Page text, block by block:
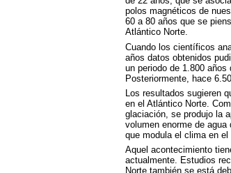
polos magnéticos de
60 a 80 años que se
Atlántico Norte.
Cuando los científicos
años datos obtenidos
un periodo de 1.800
Posteriormente, hace
Los resultados sugieren
en el Atlántico Norte.
glaciación, se produjo la
volumen enorme de
que modula el clima en el
Aquel acontecimiento
actualmente. Estudios
Norte también se está